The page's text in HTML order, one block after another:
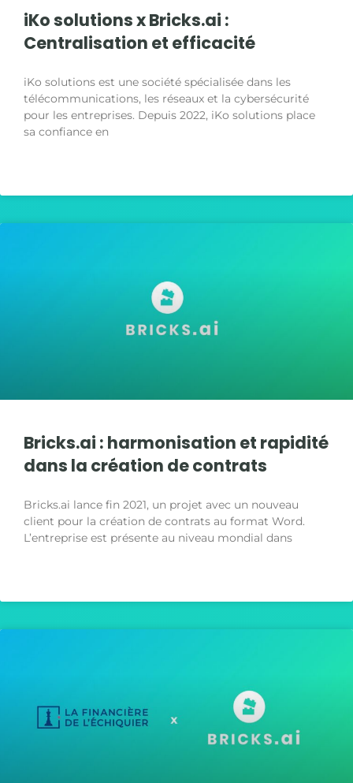
iKo solutions x Bricks.ai :
Centralisation et efficacité
iKo solutions est une société spécialisée dans les
télécommunications, les réseaux et la cybersécurité
pour les entreprises. Depuis 2022, iKo solutions place
sa confiance en
Bricks.ai : harmonisation et rapidité
dans la création de contrats
Bricks.ai lance fin 2021, un projet avec un nouveau
client pour la création de contrats au format Word.
L’entreprise est présente au niveau mondial dans